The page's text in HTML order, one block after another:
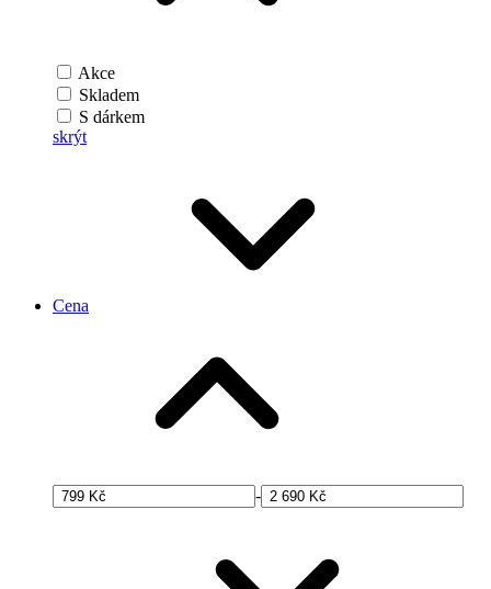
Akce
Skladem
S dárkem
skrýt
Cena
-